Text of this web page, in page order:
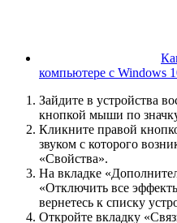
компьютере с Windows
Зайдите в устройства
кнопкой мыши по
Кликните правой
звуком с которого
«Свойства».
На вкладке
«Отключить все
вернетесь к списку
Откройте вкладку